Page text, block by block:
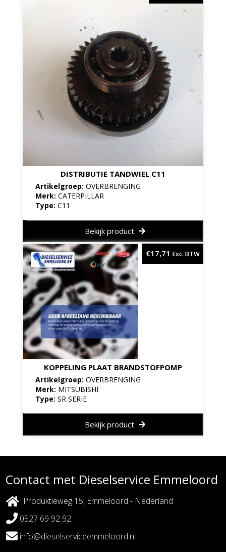
DISTRIBUTIE TANDWIEL C11
Artikelgroep: OVERBRENGING
Merk: CATERPILLAR
Type: C11
Bekijk product
KOPPELING PLAAT BRANDSTOFPOMP
Artikelgroep: OVERBRENGING
Merk: MITSUBISHI
Type: SR SERIE
€17,71 Exc. BTW
Bekijk product
Contact met Dieselservice Emmeloord
Produktieweg 15, Emmeloord - Nederland
0527 69 92 92
info@dieselserviceemmeloord.nl